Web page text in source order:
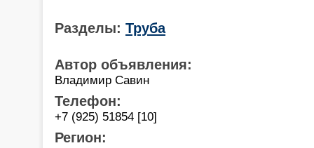
Разделы: Труба
Автор объявления:
Владимир Савин
Телефон:
+7 (925) 51854 [10]
Регион: